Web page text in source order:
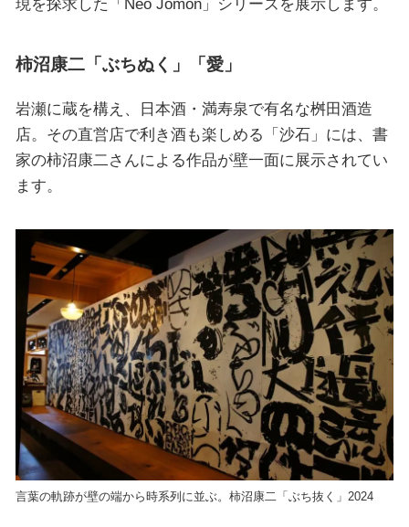
柿沼康二「ぶちぬく」「愛」
岩瀬に蔵を構え、日本酒・満寿泉で有名な桝田酒造
店。その直営店で利き酒も楽しめる「沙石」には、書
家の柿沼康二さんによる作品が壁一面に展示されてい
ます。
言葉の軌跡が壁の端から時系列に並ぶ。柿沼康二「ぶち抜く」2024